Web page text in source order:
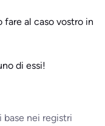
al caso vostro in
di essi!
nei registri